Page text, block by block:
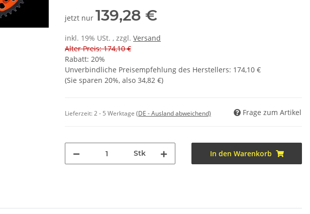
jetzt nur 139,28 €
inkl. 19% USt. , zzgl. Versand
Alter Preis: 174,10 €
Rabatt: 20%
Unverbindliche Preisempfehlung des Herstellers: 174,10 €
(Sie sparen 20%, also 34,82 €)
Lieferzeit:2 - 5 Werktage (DE - Ausland abweichend) Frage zum Artikel
Stk In den Warenkorb